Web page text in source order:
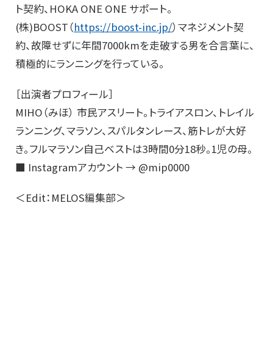
ト契約、HOKA ONE ONE サポート。
(株)BOOST（https://boost-inc.jp/）マネジメント契
約、故障せずに年間7000kmを走破する男を合言葉に、
積極的にランニングを行っている。
［出演者プロフィール］
MIHO（みほ） 市民アスリート。トライアスロン、トレイル
ランニング、マラソン、スパルタンレース、筋トレが大好
き。フルマラソン自己ベストは3時間0分18秒。1児の母。
■ Instagramアカウント → @mip0000
＜Edit：MELOS編集部＞